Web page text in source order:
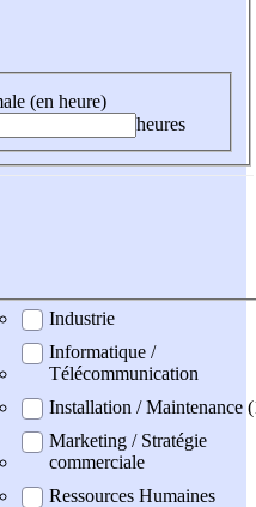
(en heure)
heures
Industrie
Informatique /
Télécommunication
Installation / Maintenance
Marketing / Stratégie
commerciale
Ressources Humaines